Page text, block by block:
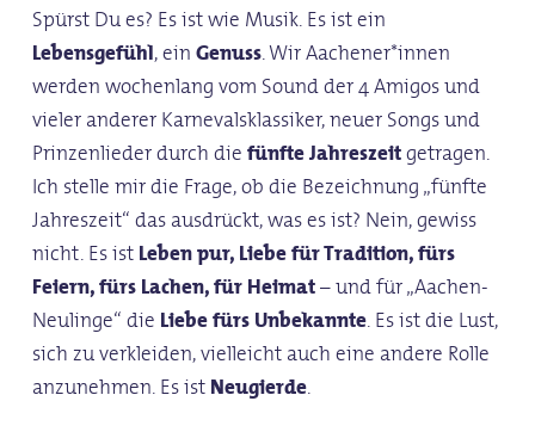
Spürst Du es? Es ist wie Musik. Es ist ein
Lebensgefühl, einGenuss. Wir Aachener*innen
werden wochenlang vom Sound der 4 Amigos und
vieler anderer Karnevalsklassiker, neuer Songs und
Prinzenlieder durch diefünfte Jahreszeitgetragen.
Ich stelle mir die Frage, ob die Bezeichnung „fünfte
Jahreszeit“ das ausdrückt, was es ist? Nein, gewiss
nicht. Es istLeben pur, Liebe für Tradition, fürs
Feiern, fürs Lachen, für Heimat– und für „Aachen-
Neulinge“ die Liebe fürs Unbekannte. Es ist die Lust,
sich zu verkleiden, vielleicht auch eine andere Rolle
anzunehmen. Es istNeugierde.